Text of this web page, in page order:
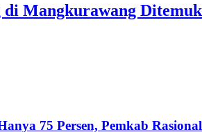
Mangkurawang
75 Persen, Pemkab